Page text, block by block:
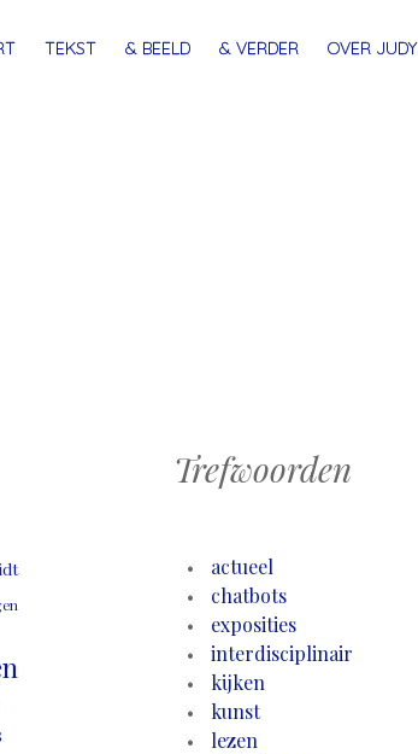
TEKST & BEELD & VERDER OVER JUDY
Trefwoorden
actueel
chatbots
exposities
interdisciplinair
kijken
kunst
lezen